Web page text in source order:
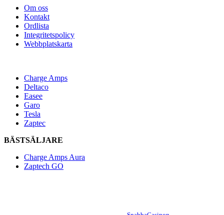
Om oss
Kontakt
Ordlista
Integritetspolicy
Webbplatskarta
Charge Amps
Deltaco
Easee
Garo
Tesla
Zaptec
BÄSTSÄLJARE
Charge Amps Aura
Zaptech GO